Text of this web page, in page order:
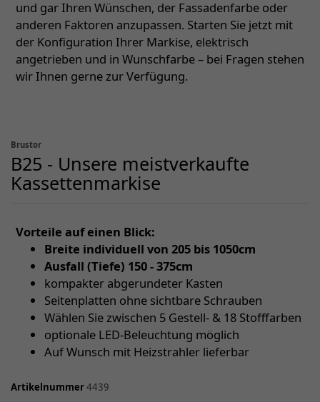
und gar Ihren Wünschen, der Fassadenfarbe oder
anderen Faktoren anzupassen. Starten Sie jetzt mit
der Konfiguration Ihrer Markise, elektrisch
angetrieben und in Wunschfarbe – bei Fragen stehen
wir Ihnen gerne zur Verfügung.
Brustor
B25 - Unsere meistverkaufte
Kassettenmarkise
Vorteile auf einen Blick:
Breite individuell von 205 bis 1050cm
Ausfall (Tiefe) 150 - 375cm
kompakter abgerundeter Kasten
Seitenplatten ohne sichtbare Schrauben
Wählen Sie zwischen 5 Gestell- & 18 Stofffarben
optionale LED-Beleuchtung möglich
Auf Wunsch mit Heizstrahler lieferbar
Artikelnummer4439